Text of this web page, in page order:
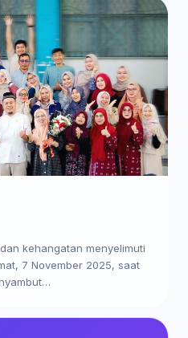
kehangatan menyelimuti
7 November 2025, saat